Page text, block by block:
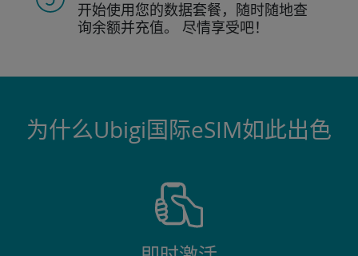
开始使用您的数据套餐，随时随地查
询余额并充值。 尽情享受吧！
为什么Ubigi国际eSIM如此出色